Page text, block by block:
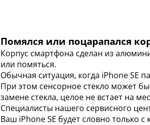
Помялся или поцарапался
Корпус смартфона сделан из
или помяться.
Обычная ситуация, когда iPhone SE
При этом сенсорное стекло может
замене стекла, целое не встает на
Специалисты нашего сервисного
Ваш iPhone SE будет словно только с